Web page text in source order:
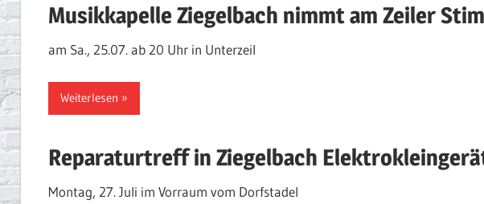
Musikkapelle Ziegelbach nimmt am Zeiler
am Sa., 25.07. ab 20 Uhr in Unterzeil
Weiterlesen
Reparaturtreff in Ziegelbach
Montag, 27. Juli im Vorraum vom Dorfstadel